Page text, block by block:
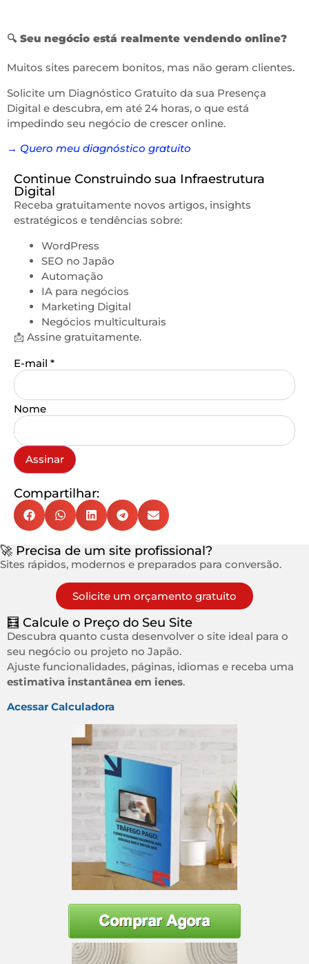
🔍Seu negócio está realmente vendendo online?
Muitos sites parecem bonitos, mas não geram clientes.
Solicite um Diagnóstico Gratuito da sua Presença
Digital e descubra, em até 24 horas, o que está
impedindo seu negócio de crescer online.
→ Quero meu diagnóstico gratuito
Continue Construindo sua Infraestrutura
Digital
Receba gratuitamente novos artigos, insights
estratégicos e tendências sobre:
WordPress
SEO no Japão
Automação
IA para negócios
Marketing Digital
Negócios multiculturais
📩 Assine gratuitamente.
E-mail *
Nome
Assinar
Compartilhar:
🚀 Precisa de um site profissional?
Sites rápidos, modernos e preparados para conversão.
Solicite um orçamento gratuito
🧮 Calcule o Preço do Seu Site
Descubra quanto custa desenvolver o site ideal para o
seu negócio ou projeto no Japão.
Ajuste funcionalidades, páginas, idiomas e receba uma
estimativa instantânea em ienes.
Acessar Calculadora